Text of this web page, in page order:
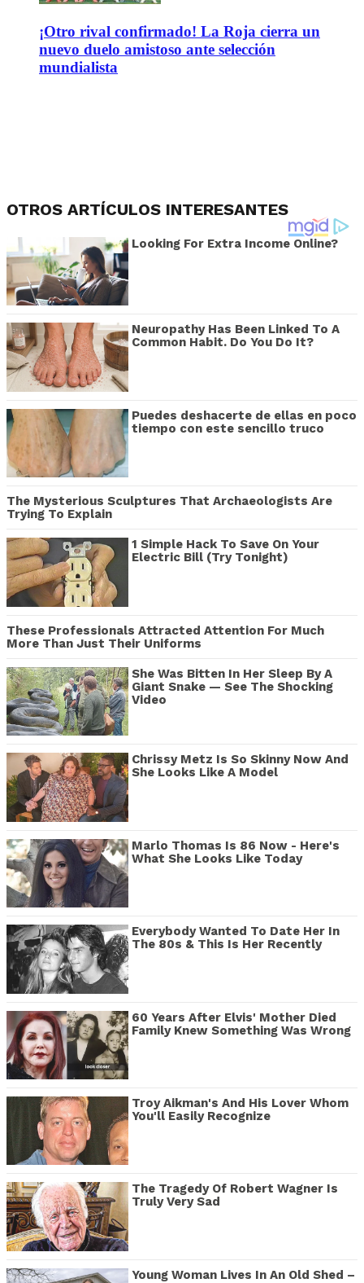
¡Otro rival confirmado! La Roja cierra un
nuevo duelo amistoso ante selección
mundialista
OTROS ARTÍCULOS INTERESANTES
Looking For Extra Income Online?
Neuropathy Has Been Linked To A
Common Habit. Do You Do It?
Puedes deshacerte de ellas en poco
tiempo con este sencillo truco
The Mysterious Sculptures That Archaeologists Are
Trying To Explain
1 Simple Hack To Save On Your
Electric Bill (Try Tonight)
These Professionals Attracted Attention For Much
More Than Just Their Uniforms
She Was Bitten In Her Sleep By A
Giant Snake — See The Shocking
Video
Chrissy Metz Is So Skinny Now And
She Looks Like A Model
Marlo Thomas Is 86 Now - Here's
What She Looks Like Today
Everybody Wanted To Date Her In
The 80s & This Is Her Recently
60 Years After Elvis' Mother Died
Family Knew Something Was Wrong
Troy Aikman's And His Lover Whom
You'll Easily Recognize
The Tragedy Of Robert Wagner Is
Truly Very Sad
Young Woman Lives In An Old Shed –